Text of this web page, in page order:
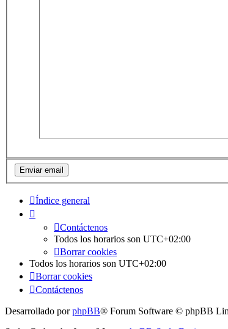
Índice general
Contáctenos
Todos los horarios son UTC+02:00
Borrar cookies
Todos los horarios son UTC+02:00
Borrar cookies
Contáctenos
Desarrollado porphpBB® Forum Software © phpBB